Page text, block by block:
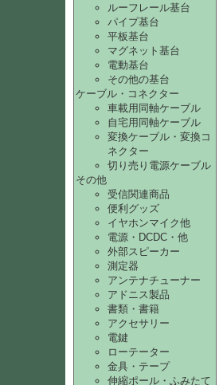
ルーフレール基台
パイプ基台
平板基台
マグネット基台
電動基台
その他の基台
ケーブル・コネクター
車載用同軸ケーブル
自宅用同軸ケーブル
変換ケーブル・変換コ
ネクター
切り売り電源ケーブル
その他
受信関連商品
便利グッズ
イヤホンマイク他
電源・DCDC・他
外部スピーカー
測定器
アンテナチューナー
アドニス製品
書類・書籍
アクセサリー
電鍵
ローテーター
金具・テープ
伸縮ポール・ふみたて